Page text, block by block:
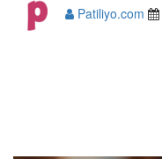
Patiliyo.com